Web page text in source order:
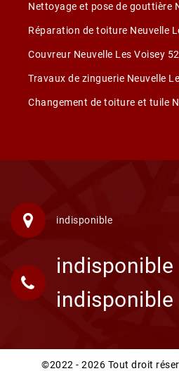
Nettoyage et pose de gouttière
Réparation de toiture Neuvelle
Couvreur Neuvelle Les Voisey
Travaux de zinguerie Neuvelle
Changement de toiture et tuile
indisponible
indisponible
indisponible
©2022 - 2026 Tout droit